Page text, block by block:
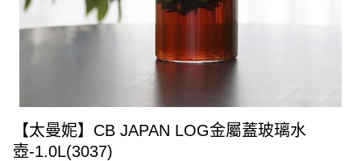
【太曼妮】CB JAPAN LOG金屬蓋玻璃水
壺-1.0L(3037)